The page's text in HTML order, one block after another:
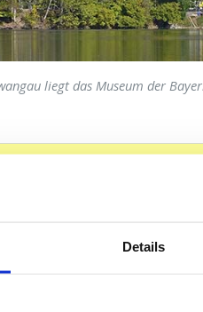
Details
liegt das Museum der